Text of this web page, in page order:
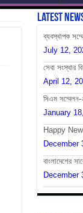
Latest
ব্যবস্থাপক
July 12,
সেবা সংস্থার
April 12,
সিএম
January
Happy
December
বাংলাদেশের
December